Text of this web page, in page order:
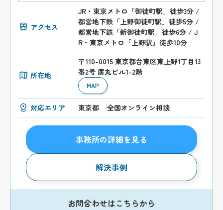
アクセス
JR・東京メトロ「御徒町駅」徒歩3分 /
都営地下鉄「上野御徒町駅」徒歩5分 /
都営地下鉄「新御徒町駅」徒歩6分 / J
R・東京メトロ「上野駅」徒歩10分
所在地
〒110-0015 東京都台東区東上野1丁目13
番2号 廣丸ビル1-2階
MAP
対応エリア 東京都 全国オンライン相談
事務所の詳細を見る
解決事例
お問合わせはこちらから